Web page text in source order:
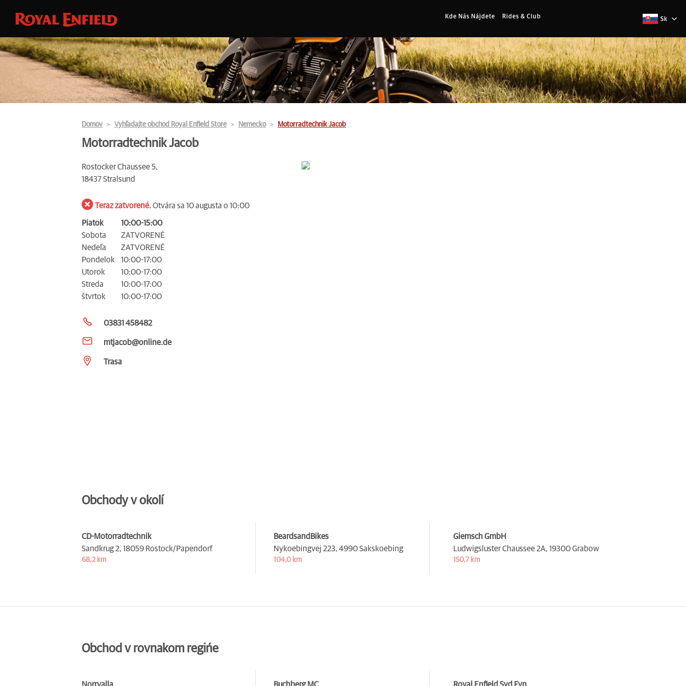
Kde Nás Nájdete Rides & Club Sk
Domov Vyhľadajte obchod Royal Enfield Store Nemecko Motorradtechnik Jacob
Motorradtechnik Jacob
Rostocker Chaussee 5,
18437 Stralsund
Teraz zatvorené.Otvára sa 10 augusta o 10:00
Piatok
10:00-15:00
Sobota
ZATVORENÉ
Nedeľa
ZATVORENÉ
Pondelok
10:00-17:00
Utorok
10:00-17:00
Streda
10:00-17:00
štvrtok
10:00-17:00
03831 458482
mtjacob@online.de
Trasa
Obchody v okolí
CD-Motorradtechnik
Sandkrug 2, 18059 Rostock/Papendorf
68,2 km
BeardsandBikes
Nykoebingvej 223, 4990 Sakskoebing
104,0 km
Giemsch GmbH
Ludwigsluster Chaussee 2A, 19300 Grabow
150,7 km
Obchod v rovnakom regińe
Norrvalla Buchberg MC Royal Enfield Syd Fyn